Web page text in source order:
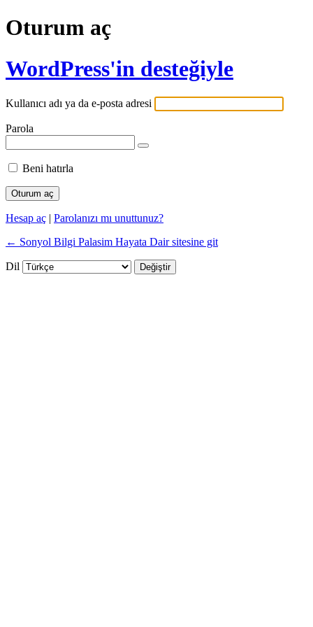
Oturum aç
WordPress'in desteğiyle
Kullanıcı adı ya da e-posta adresi
Parola
Beni hatırla
Hesap aç | Parolanızı mı unuttunuz?
← Sonyol Bilgi Palasim Hayata Dair sitesine git
Dil